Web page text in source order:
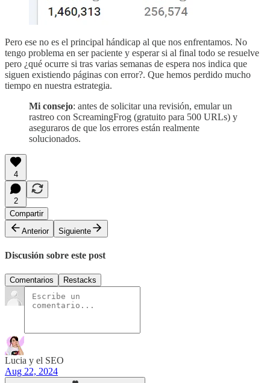
Pero ese no es el principal hándicap al que nos enfrentamos. No
tengo problema en ser paciente y esperar si al final todo se resuelve
pero ¿qué ocurre si tras varias semanas de espera nos indica que
siguen existiendo páginas con error?. Que hemos perdido mucho
tiempo en nuestra estrategia.
Mi consejo: antes de solicitar una revisión, emular un
rastreo con ScreamingFrog (gratuito para 500 URLs) y
aseguraros de que los errores están realmente
solucionados.
4
2
Compartir
Anterior
Siguiente
Discusión sobre este post
Comentarios Restacks
Lucia y el SEO
Aug 22, 2024